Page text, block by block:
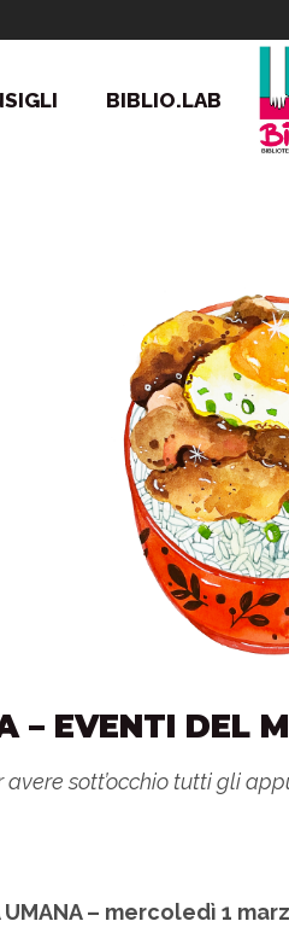
BIBLIO.LAB
– EVENTI DEL
sott’occhio tutti gli
UMANA – mercoledì 1